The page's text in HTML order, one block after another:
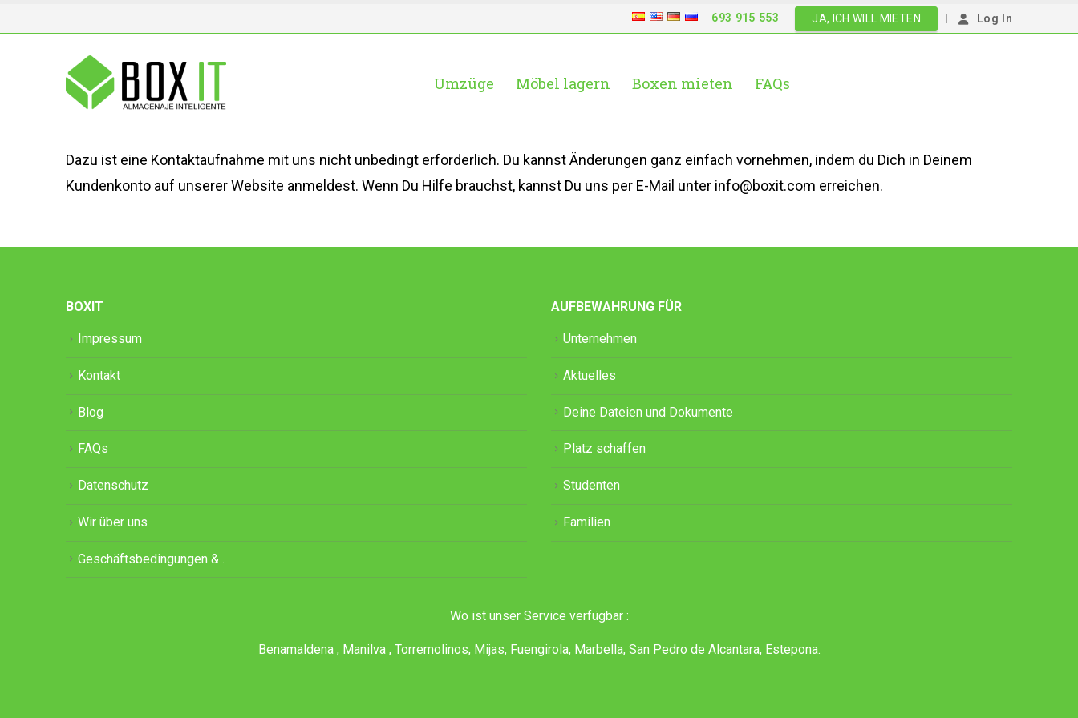
693 915 553 JA, ICH WILL MIETEN | Log In
Umzüge Möbel lagern Boxen mieten FAQs
Dazu ist eine Kontaktaufnahme mit uns nicht unbedingt erforderlich. Du kannst Änderungen ganz einfach vornehmen, indem du Dich in Deinem
Kundenkonto auf unserer Website anmeldest. Wenn Du Hilfe brauchst, kannst Du uns per E-Mail unter info@boxit.com erreichen.
BOXIT
Impressum
Kontakt
Blog
FAQs
Datenschutz
Wir über uns
Geschäftsbedingungen & .
AUFBEWAHRUNG FÜR
Unternehmen
Aktuelles
Deine Dateien und Dokumente
Platz schaffen
Studenten
Familien
Wo ist unser Service verfügbar :
Benamaldena , Manilva , Torremolinos, Mijas, Fuengirola, Marbella, San Pedro de Alcantara, Estepona.